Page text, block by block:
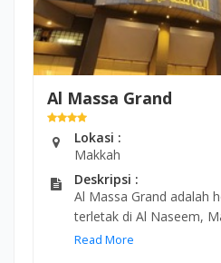
Al Massa Grand
Lokasi :
Makkah
Deskripsi :
Al Massa Grand adalah
terletak di Al Naseem,
Hotel ini memiliki lokasi
Read More